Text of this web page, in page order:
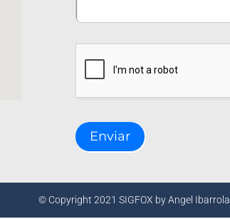
Enviar
© Copyright 2021 SIGFOX by Angel Ibarrola